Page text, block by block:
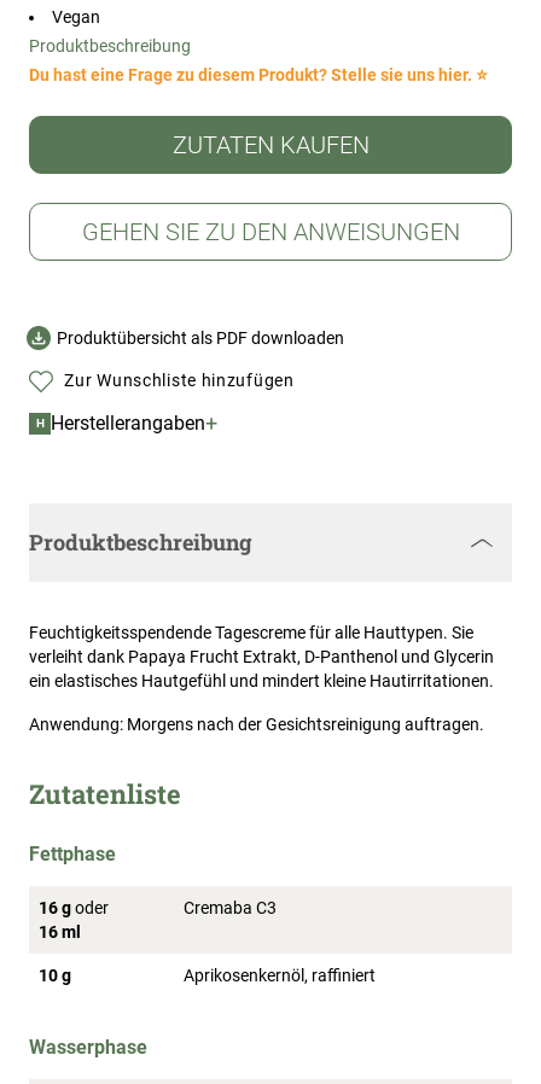
Vegan
Produktbeschreibung
Du hast eine Frage zu diesem Produkt? Stelle sie uns hier. ⭐
ZUTATEN KAUFEN
GEHEN SIE ZU DEN ANWEISUNGEN
Produktübersicht als PDF downloaden
Zur Wunschliste hinzufügen
H Herstellerangaben+
Produktbeschreibung
Feuchtigkeitsspendende Tagescreme für alle Hauttypen. Sie
verleiht dank Papaya Frucht Extrakt, D-Panthenol und Glycerin
ein elastisches Hautgefühl und mindert kleine Hautirritationen.
Anwendung: Morgens nach der Gesichtsreinigung auftragen.
Zutatenliste
Fettphase
16 goder
16 ml
Cremaba C3
10 g Aprikosenkernöl, raffiniert
Wasserphase